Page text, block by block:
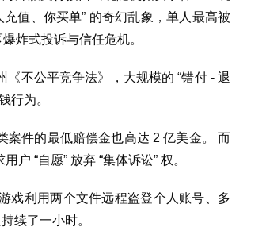
值、你买单” 的奇幻乱象，单人最高被
炸式投诉与信任危机。
不公平竞争法》，大规模的 “错付 - 退
行为。
案件的最低赔偿金也高达 2 亿美金。 而
“自愿” 放弃 “集体诉讼” 权。
戏利用两个文件远程盗登个人账号、多
续了一小时。